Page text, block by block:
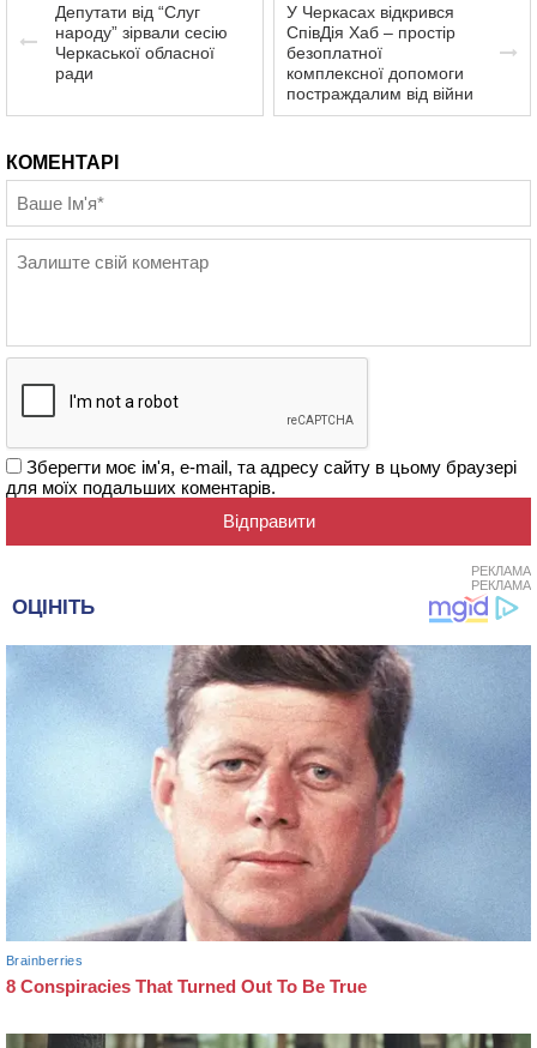
Депутати від “Слуг
народу” зірвали сесію
Черкаської обласної
ради
У Черкасах відкрився
СпівДія Хаб – простір
безоплатної
комплексної допомоги
постраждалим від війни
КОМЕНТАРІ
Зберегти моє ім'я, e-mail, та адресу сайту в цьому браузері
для моїх подальших коментарів.
РЕКЛАМА
РЕКЛАМА